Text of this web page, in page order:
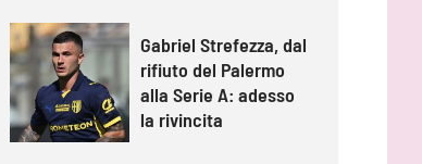
Gabriel Strefezza, dal
rifiuto del Palermo
alla Serie A: adesso
la rivincita